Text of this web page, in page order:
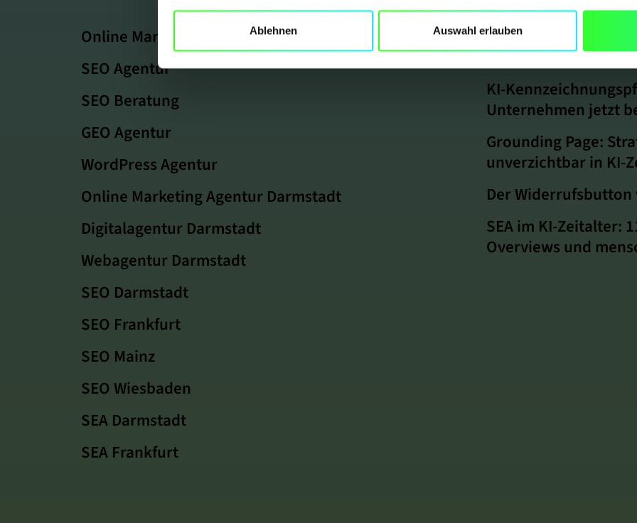
Ablehnen Auswahl erlauben
Online Marketing Agentur
SEO Agentur
SEO Beratung
GEO Agentur
WordPress Agentur
Online Marketing Agentur Darmstadt
Digitalagentur Darmstadt
Webagentur Darmstadt
SEO Darmstadt
SEO Frankfurt
SEO Mainz
SEO Wiesbaden
SEA Darmstadt
SEA Frankfurt
KI in der
Möglichkeiten und
KI-
Unternehmen jetzt
Grounding Page:
unverzichtbar in KI-
Der
SEA im KI‑Zeitalter:
Overviews und